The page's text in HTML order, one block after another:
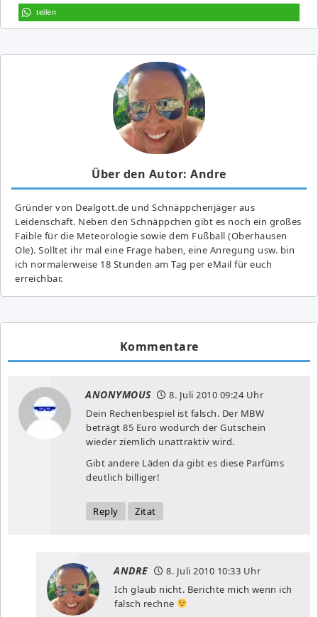
teilen
Über den Autor: Andre
Gründer von Dealgott.de und Schnäppchenjäger aus
Leidenschaft. Neben den Schnäppchen gibt es noch ein großes
Fai­ble für die Meteorologie sowie dem Fußball (Oberhausen
Ole). Solltet ihr mal eine Frage haben, eine Anregung usw. bin
ich normalerweise 18 Stunden am Tag per eMail für euch
erreichbar.
Kommentare
ANONYMOUS 8. Juli 2010 09:24 Uhr
Dein Rechenbespiel ist falsch. Der MBW
beträgt 85 Euro wodurch der Gutschein
wieder ziemlich unattraktiv wird.
Gibt andere Läden da gibt es diese Parfüms
deutlich billiger!
Reply Zitat
ANDRE 8. Juli 2010 10:33 Uhr
Ich glaub nicht. Berichte mich wenn ich
falsch rechne